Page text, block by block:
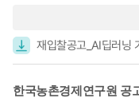
재입찰공고_AI딥러닝
한국농촌경제연구원 공